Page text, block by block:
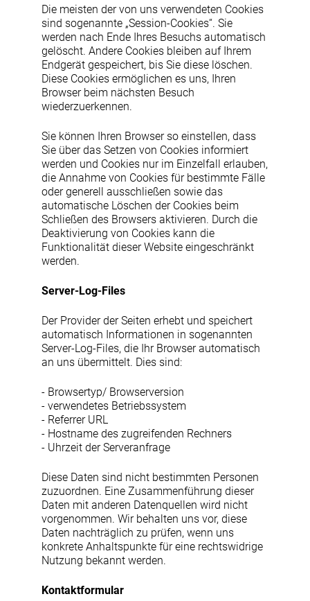
Die meisten der von uns verwendeten Cookies
sind sogenannte „Session-Cookies“. Sie
werden nach Ende Ihres Besuchs automatisch
gelöscht. Andere Cookies bleiben auf Ihrem
Endgerät gespeichert, bis Sie diese löschen.
Diese Cookies ermöglichen es uns, Ihren
Browser beim nächsten Besuch
wiederzuerkennen.
Sie können Ihren Browser so einstellen, dass
Sie über das Setzen von Cookies informiert
werden und Cookies nur im Einzelfall erlauben,
die Annahme von Cookies für bestimmte Fälle
oder generell ausschließen sowie das
automatische Löschen der Cookies beim
Schließen des Browsers aktivieren. Durch die
Deaktivierung von Cookies kann die
Funktionalität dieser Website eingeschränkt
werden.
Server-Log-Files
Der Provider der Seiten erhebt und speichert
automatisch Informationen in sogenannten
Server-Log-Files, die Ihr Browser automatisch
an uns übermittelt. Dies sind:
- Browsertyp/ Browserversion
- verwendetes Betriebssystem
- Referrer URL
- Hostname des zugreifenden Rechners
- Uhrzeit der Serveranfrage
Diese Daten sind nicht bestimmten Personen
zuzuordnen. Eine Zusammenführung dieser
Daten mit anderen Datenquellen wird nicht
vorgenommen. Wir behalten uns vor, diese
Daten nachträglich zu prüfen, wenn uns
konkrete Anhaltspunkte für eine rechtswidrige
Nutzung bekannt werden.
Kontaktformular